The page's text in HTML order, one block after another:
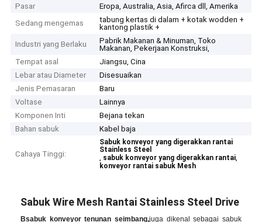
Pasar
Eropa, Australia, Asia, Afirca dll, Amerika
Sedang mengemas
tabung kertas di dalam + kotak wodden +
kantong plastik +
Industri yang Berlaku
Pabrik Makanan & Minuman, Toko
Makanan, Pekerjaan Konstruksi,
Tempat asal
Jiangsu, Cina
Lebar atau Diameter
Disesuaikan
Jenis Pemasaran
Baru
Voltase
Lainnya
Komponen Inti
Bejana tekan
Bahan sabuk
Kabel baja
Cahaya Tinggi:
Sabuk konveyor yang digerakkan rantai
Stainless Steel
, sabuk konveyor yang digerakkan rantai,
konveyor rantai sabuk Mesh
Sabuk Wire Mesh Rantai Stainless Steel Drive
Bsabuk konveyor tenunan seimbang,juga dikenal sebagai sabuk